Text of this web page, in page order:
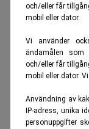
och/eller får
mobil eller dator.
Vi använder
ändamålen
och/eller får
mobil eller dator.
Användning av
IP-adress, unika
personuppgifter